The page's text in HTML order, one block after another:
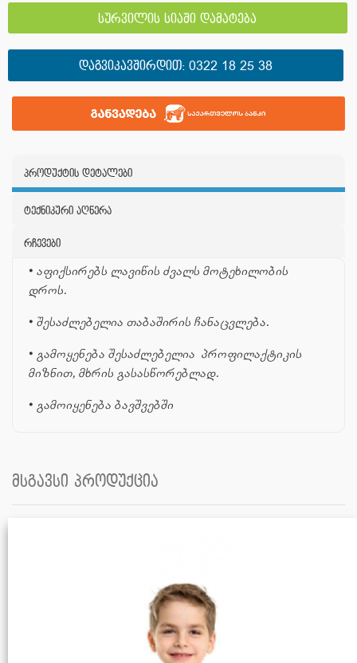
სურვილის სიაში დამატება
ᲓᲐᲒᲕᲘᲙᲐᲕᲨᲘᲠᲓᲘᲗ:0322 18 25 38
პროდუქტის დეტალები
ტექნიკური აღწერა
რჩევები
• აფიქსირებს ლავიწის ძვალს მოტეხილობის
დროს.
• შესაძლებელია თაბაშირის ჩანაცვლება.
• გამოყენება შესაძლებელია პროფილაქტიკის
მიზნით, მხრის გასასწორებლად.
• გამოიყენება ბავშვებში
მსგავსი პროდუქცია